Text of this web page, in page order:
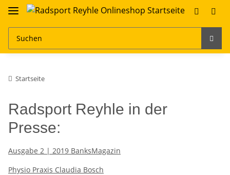
Startseite
Radsport Reyhle in der
Presse:
Ausgabe 2 | 2019 BanksMagazin
Physio Praxis Claudia Bosch